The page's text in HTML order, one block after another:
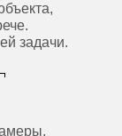
задачи.